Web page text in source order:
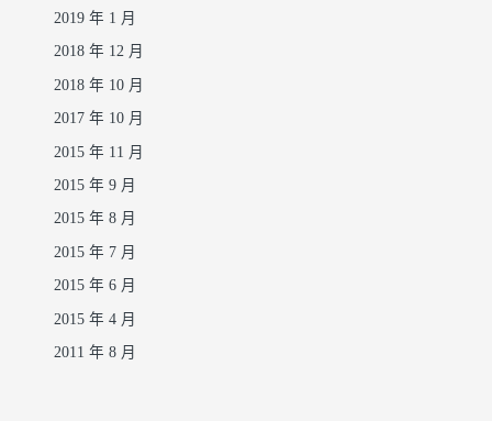
2019 年 1 月
2018 年 12 月
2018 年 10 月
2017 年 10 月
2015 年 11 月
2015 年 9 月
2015 年 8 月
2015 年 7 月
2015 年 6 月
2015 年 4 月
2011 年 8 月